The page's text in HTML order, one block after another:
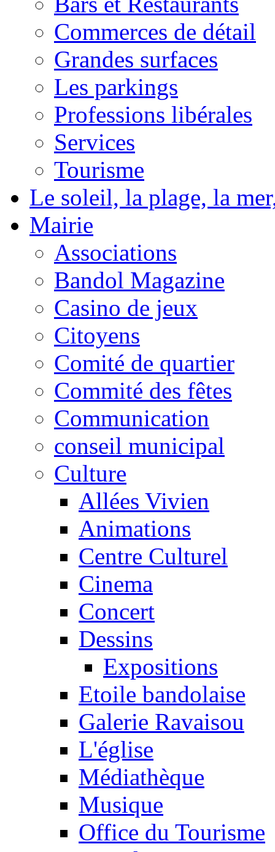
Commerces de détail
Grandes surfaces
Les parkings
Professions libérales
Services
Tourisme
Le soleil, la plage, la
Mairie
Associations
Bandol Magazine
Casino de jeux
Citoyens
Comité de quartier
Commité des fêtes
Communication
conseil municipal
Culture
Allées Vivien
Animations
Centre Culturel
Cinema
Concert
Dessins
Expositions
Etoile bandolaise
Galerie Ravaisou
L'église
Médiathèque
Musique
Office du Tourisme